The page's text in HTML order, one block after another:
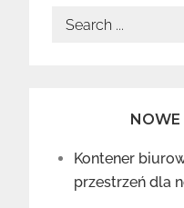
Search
NOWE
Kontener
przestrzeń dla